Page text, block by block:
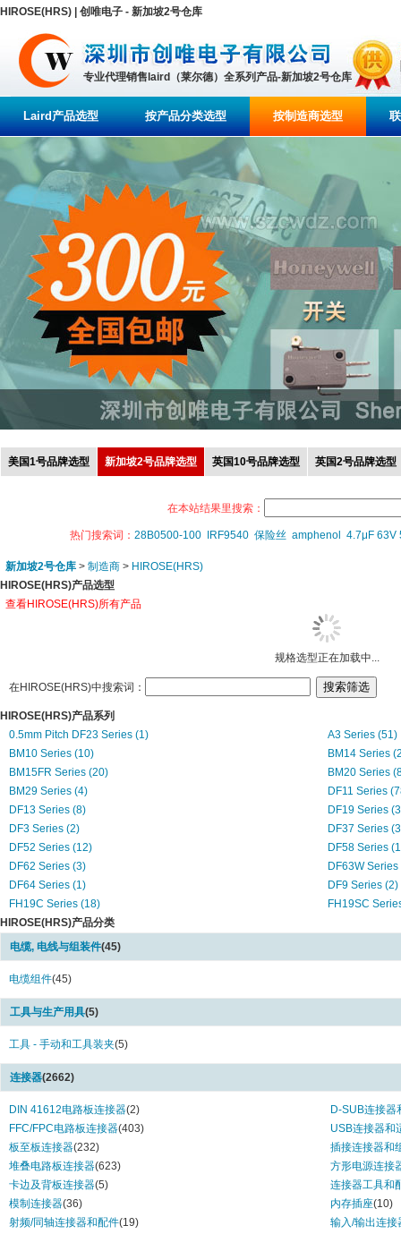
HIROSE(HRS) | 创唯电子 - 新加坡2号仓库
专业代理销售laird（莱尔德）全系列产品-新加坡2号仓库
Laird产品选型 按产品分类选型 按制造商选型
美国1号品牌选型 新加坡2号品牌选型 英国10号品牌选型 英国2号品牌选型
在本站结果里搜索：
热门搜索词： 28B0500-100 IRF9540 保险丝 amphenol 4.7μF 63V
新加坡2号仓库 > 制造商 > HIROSE(HRS)
HIROSE(HRS)产品选型
查看HIROSE(HRS)所有产品
规格选型正在加载中...
在HIROSE(HRS)中搜索词：
HIROSE(HRS)产品系列
0.5mm Pitch DF23 Series (1)
A3 Series (51)
BM10 Series (10)
BM14 Series
BM15FR Series (20)
BM20 Series
BM29 Series (4)
DF11 Series
DF13 Series (8)
DF19 Series
DF3 Series (2)
DF37 Series
DF52 Series (12)
DF58 Series
DF62 Series (3)
DF63W Series
DF64 Series (1)
DF9 Series (2)
FH19C Series (18)
FH19SC
FH26J Series (2)
FH52 Series (48)
FH58 Series (4)
FX2 Stacking
HIF3A Series (5)
HIF3E Series (1)
HIF3F Series
HIF3FB Series (1)
Micro USB 3.0 ZX360 Series (2)
TM41 Series (2)
ZX Series (16)
JRW Series (2)
HIROSE(HRS)产品分类
电缆, 电线与组装件(45)
电缆组件(45)
工具与生产用具(5)
工具 - 手动和工具装夹(5)
连接器(2662)
DIN 41612电路板连接器(2)
D-SUB连接器
FFC/FPC电路板连接器(403)
USB连接器和
板至板连接器(232)
插接连接器和
堆叠电路板连接器(623)
方形电源连接
卡边及背板连接器(5)
连接器工具和
模制连接器(36) 内存插座(10)
射频/同轴连接器和配件(19)
输入/输出连接